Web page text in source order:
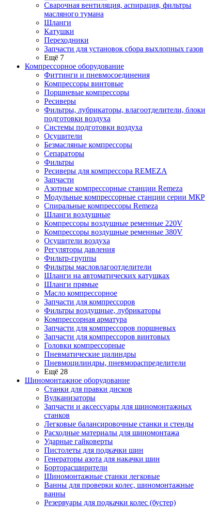
Сварочная вентиляция, аспирация, фильтры
масляного тумана
Шланги
Катушки
Переходники
Запчасти для установок сбора выхлопных газов
Ещё 7
Компрессорное оборудование
Фиттинги и пневмосоединения
Компрессоры винтовые
Поршневые компрессоры
Ресиверы
Фильтры, лубрикаторы, влагоотделители, блоки
подготовки воздуха
Системы подготовки воздуха
Осушители
Безмасляные компрессоры
Сепараторы
Фильтры
Ресиверы для компрессора REMEZA
Запчасти
Азотные компрессорные станции Remeza
Модульные компрессорные станции серии МКР
Спиральные компрессоры Remeza
Шланги воздушные
Компрессоры воздушные ременные 220V
Компрессоры воздушные ременные 380V
Осушители воздуха
Регуляторы давления
Фильтр-группы
Фильтры масловлагоотделители
Шланги на автоматических катушках
Шланги прямые
Масло компрессорное
Запчасти для компрессоров
Фильтры воздушные, лубрикаторы
Компрессорная арматура
Запчасти для компрессоров поршневых
Запчасти для компрессоров винтовых
Головки компрессорные
Пневматические цилиндры
Пневмоцилиндры, пневмораспределители
Ещё 28
Шиномонтажное оборудование
Станки для правки дисков
Вулканизаторы
Запчасти и аксессуары для шиномонтажных
станков
Легковые балансировочные станки и стенды
Расходные материалы для шиномонтажа
Ударные гайковерты
Пистолеты для подкачки шин
Генераторы азота для накачки шин
Борторасширители
Шиномонтажные станки легковые
Ванны для проверки колес, шиномонтажные
ванны
Резервуары для подкачки колес (бустер)